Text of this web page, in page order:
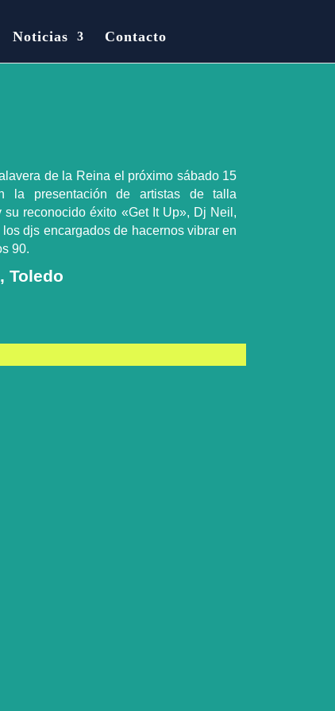
Noticias Contacto
de la Reina el próximo sábado 15
presentación de artistas de talla
reconocido éxito «Get It Up», Dj Neil,
djs encargados de hacernos vibrar en
90.
Toledo